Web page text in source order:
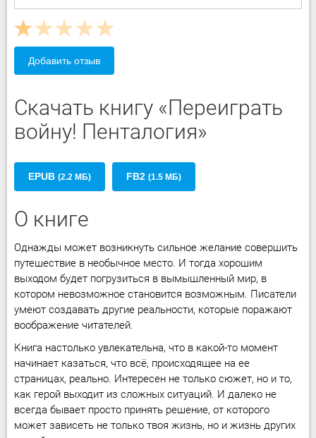
Добавить отзыв
Скачать книгу «Переиграть
войну! Пенталогия»
EPUB (2.2 МБ) FB2 (1.5 МБ)
О книге
Однажды может возникнуть сильное желание совершить
путешествие в необычное место. И тогда хорошим
выходом будет погрузиться в вымышленный мир, в
котором невозможное становится возможным. Писатели
умеют создавать другие реальности, которые поражают
воображение читателей.
Книга настолько увлекательна, что в какой-то момент
начинает казаться, что всё, происходящее на ее
страницах, реально. Интересен не только сюжет, но и то,
как герой выходит из сложных ситуаций. И далеко не
всегда бывает просто принять решение, от которого
может зависеть не только твоя жизнь, но и жизнь других